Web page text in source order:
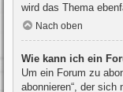
wird das Thema
Nach oben
Wie kann ich ein
Um ein Forum zu
abonnieren“, der